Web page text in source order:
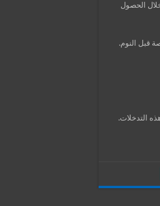
الحصول
قبل النوم.
التدخلات.